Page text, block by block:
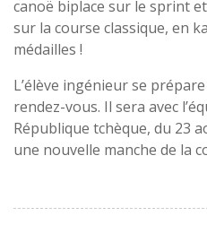
canoë biplace sur le sprint
sur la course classique, en
médailles !
L’élève ingénieur se
rendez-vous. Il sera avec
République tchèque, du 23
une nouvelle manche de la